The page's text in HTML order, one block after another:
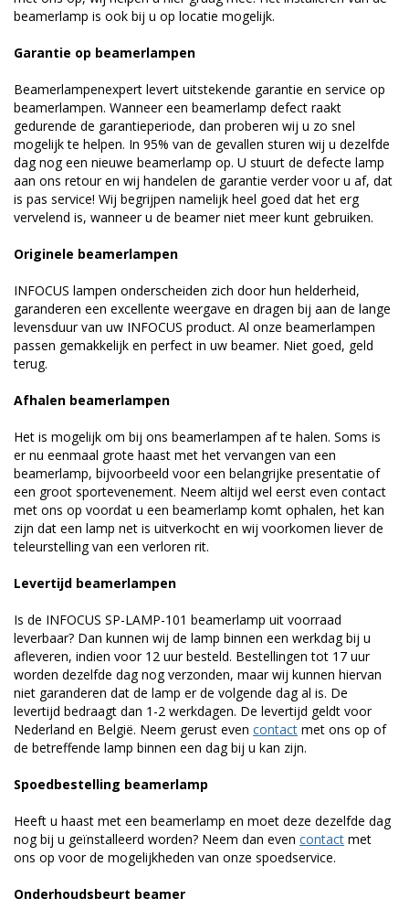
beamerlamp is ook bij u op locatie mogelijk.
Garantie op beamerlampen
Beamerlampenexpert levert uitstekende garantie en service op
beamerlampen. Wanneer een beamerlamp defect raakt
gedurende de garantieperiode, dan proberen wij u zo snel
mogelijk te helpen. In 95% van de gevallen sturen wij u dezelfde
dag nog een nieuwe beamerlamp op. U stuurt de defecte lamp
aan ons retour en wij handelen de garantie verder voor u af, dat
is pas service! Wij begrijpen namelijk heel goed dat het erg
vervelend is, wanneer u de beamer niet meer kunt gebruiken.
Originele beamerlampen
INFOCUS lampen onderscheiden zich door hun helderheid,
garanderen een excellente weergave en dragen bij aan de lange
levensduur van uw INFOCUS product. Al onze beamerlampen
passen gemakkelijk en perfect in uw beamer. Niet goed, geld
terug.
Afhalen beamerlampen
Het is mogelijk om bij ons beamerlampen af te halen. Soms is
er nu eenmaal grote haast met het vervangen van een
beamerlamp, bijvoorbeeld voor een belangrijke presentatie of
een groot sportevenement. Neem altijd wel eerst even contact
met ons op voordat u een beamerlamp komt ophalen, het kan
zijn dat een lamp net is uitverkocht en wij voorkomen liever de
teleurstelling van een verloren rit.
Levertijd beamerlampen
Is de INFOCUS SP-LAMP-101 beamerlamp uit voorraad
leverbaar? Dan kunnen wij de lamp binnen een werkdag bij u
afleveren, indien voor 12 uur besteld. Bestellingen tot 17 uur
worden dezelfde dag nog verzonden, maar wij kunnen hiervan
niet garanderen dat de lamp er de volgende dag al is. De
levertijd bedraagt dan 1-2 werkdagen. De levertijd geldt voor
Nederland en België. Neem gerust even contact met ons op of
de betreffende lamp binnen een dag bij u kan zijn.
Spoedbestelling beamerlamp
Heeft u haast met een beamerlamp en moet deze dezelfde dag
nog bij u geïnstalleerd worden? Neem dan even contact met
ons op voor de mogelijkheden van onze spoedservice.
Onderhoudsbeurt beamer